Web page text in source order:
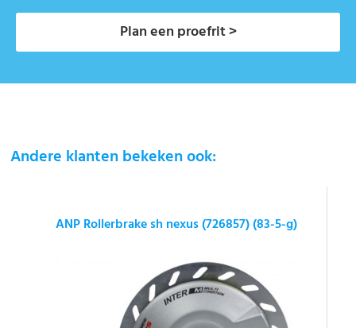
Plan een proefrit >
Andere klanten bekeken ook:
ANP Rollerbrake sh nexus (726857) (83-5-g)